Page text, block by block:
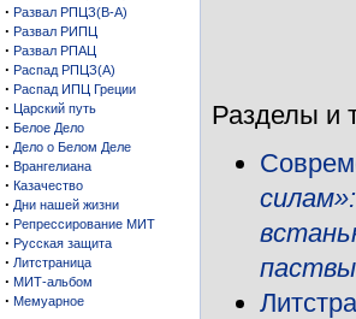
· Развал РПЦЗ(В-А)
· Развал РИПЦ
· Развал РПАЦ
· Распад РПЦЗ(А)
· Распад ИПЦ Греции
· Царский путь
· Белое Дело
· Дело о Белом Деле
· Врангелиана
· Казачество
· Дни нашей жизни
· Репрессирование МИТ
· Русская защита
· Литстраница
· МИТ-альбом
· Мемуарное
Разделы и